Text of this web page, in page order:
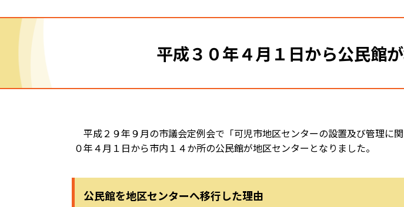
平成３０年４月１日から公民館
平成２９年９月の市議会定例会で「可児市地区センターの設置及び管理に
０年４月１日から市内１４か所の公民館が地区センターとなりました。
公民館を地区センターへ移行した理由